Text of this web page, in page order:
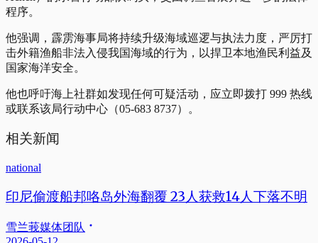
程序。
他强调，霹雳海事局将持续升级海域巡逻与执法力度，严厉打
击外籍渔船非法入侵我国海域的行为，以捍卫本地渔民利益及
国家海洋安全。
他也呼吁海上社群如发现任何可疑活动，应立即拨打 999 热线
或联系该局行动中心（05-683 8737）。
相关新闻
national
印尼偷渡船邦咯岛外海翻覆 23人获救14人下落不明
雪兰莪媒体团队